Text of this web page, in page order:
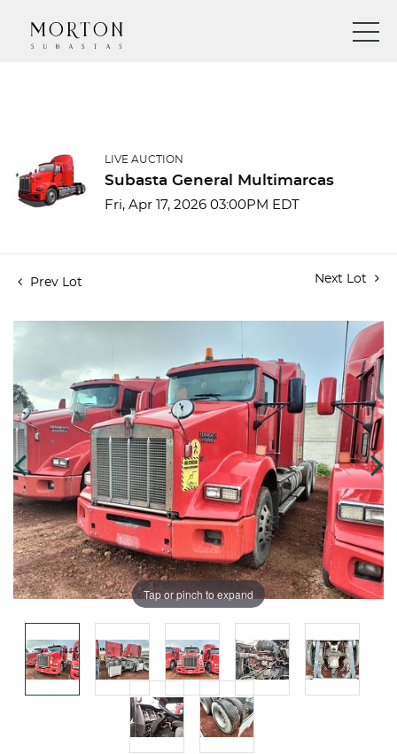
LIVE AUCTION
Subasta General Multimarcas
Fri, Apr 17, 2026 03:00PM EDT
Prev Lot Next Lot
Tap or pinch to expand